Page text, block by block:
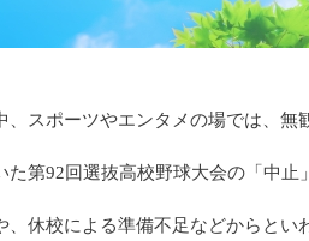
スポーツやエンタメの場では、無
第92回選抜高校野球大会の「中止
、休校による準備不足などからと